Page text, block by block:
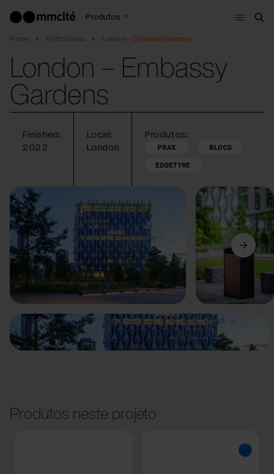
Produtos
Menu
Home Referências London – Embassy Gardens
London – Embassy
Gardens
Finished:
2022
Local:
London
Produtos:
PRAX
BLOCQ
EDGETYRE
Anterior
Produtos neste projeto